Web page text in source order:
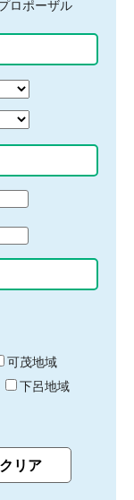
ロポーザル
可茂地域
下呂地域